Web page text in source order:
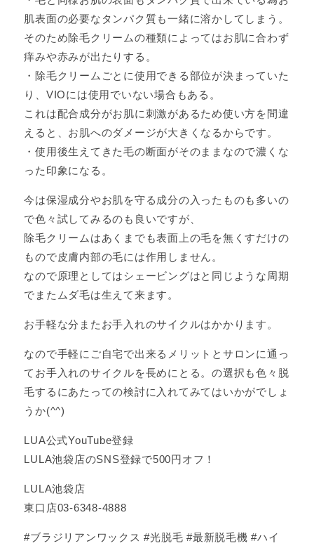
肌表面の必要なタンパク質も一緒に溶かしてしまう。
そのため除毛クリームの種類によってはお肌に合わず
痒みや赤みが出たりする。
・除毛クリームごとに使用できる部位が決まっていた
り、VIOには使用でいない場合もある。
これは配合成分がお肌に刺激があるため使い方を間違
えると、お肌へのダメージが大きくなるからです。
・使用後生えてきた毛の断面がそのままなので濃くな
った印象になる。
今は保湿成分やお肌を守る成分の入ったものも多いの
で色々試してみるのも良いですが、
除毛クリームはあくまでも表面上の毛を無くすだけの
もので皮膚内部の毛には作用しません。
なので原理としてはシェービングはと同じような周期
でまたムダ毛は生えて来ます。
お手軽な分またお手入れのサイクルはかかります。
なので手軽にご自宅で出来るメリットとサロンに通っ
てお手入れのサイクルを長めにとる。の選択も色々脱
毛するにあたっての検討に入れてみてはいかがでしょ
うか(^^)
LUA公式YouTube登録
LULA池袋店のSNS登録で500円オフ！
LULA池袋店
東口店03-6348-4888
#ブラジリアンワックス #光脱毛 #最新脱毛機 #ハイ